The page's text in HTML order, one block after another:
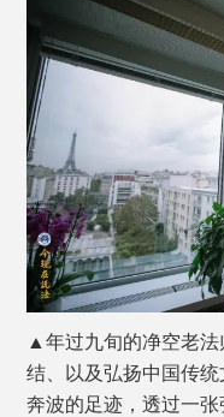
▲年过九旬的净空老法
结、以及弘扬中国传
奔波的足迹，透过一张